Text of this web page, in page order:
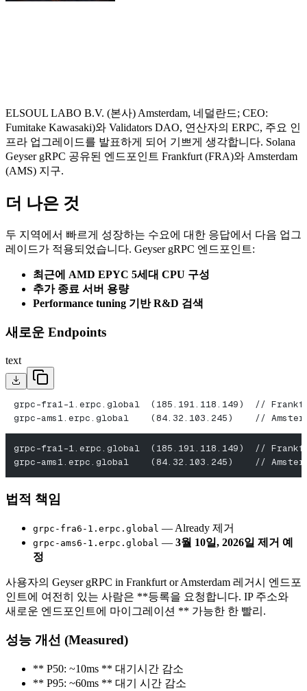
ELSOUL LABO B.V. (본사) Amsterdam, 네덜란드; CEO:
Fumitake Kawasaki)와 Validators DAO, 연산자의 ERPC, 주요 인
프라 업그레이드를 발표하게 되어 기쁘게 생각합니다. Solana
Geyser gRPC 공유된 엔드포인트 Frankfurt (FRA)와 Amsterdam
(AMS) 지구.
더 나은 것
두 지역에서 빠르게 성장하는 수요에 대한 응답에서 다음 업그
레이드가 적용되었습니다. Geyser gRPC 엔드포인트:
최근에 AMD EPYC 5세대 CPU 구성
추가 종료 서버 용량
Performance tuning 기반 R&D 검색
새로운 Endpoints
text
grpc-fra1-1.erpc.global  (185.191.118.149)  //
grpc-ams1.erpc.global    (84.32.103.245)    //
grpc-fra1-1.erpc.global  (185.191.118.149)  //
grpc-ams1.erpc.global    (84.32.103.245)    //
법적 책임
grpc-fra6-1.erpc.global — Already 제거
grpc-ams6-1.erpc.global — 3월 10일, 2026일 제거 예
정
사용자의 Geyser gRPC in Frankfurt or Amsterdam 레거시 엔드포
인트에 여전히 있는 사람은 **등록을 요청합니다. IP 주소와
새로운 엔드포인트에 마이그레이션 ** 가능한 한 빨리.
성능 개선 (Measured)
** P50: ~10ms ** 대기시간 감소
** P95: ~60ms ** 대기 시간 감소